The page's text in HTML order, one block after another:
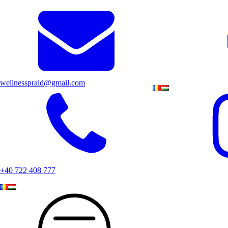
wellnesspraid@gmail.com
+40 722 408 777